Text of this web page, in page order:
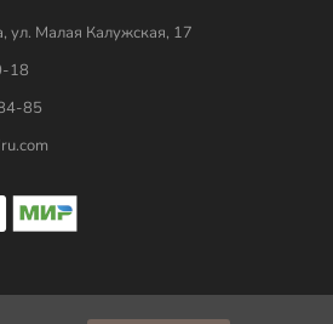
ул. Малая Калужская, 17
18
85